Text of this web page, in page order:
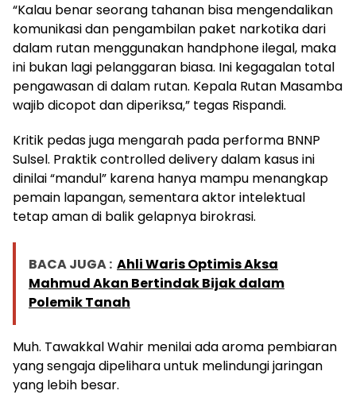
“Kalau benar seorang tahanan bisa mengendalikan
komunikasi dan pengambilan paket narkotika dari
dalam rutan menggunakan handphone ilegal, maka
ini bukan lagi pelanggaran biasa. Ini kegagalan total
pengawasan di dalam rutan. Kepala Rutan Masamba
wajib dicopot dan diperiksa,” tegas Rispandi.
Kritik pedas juga mengarah pada performa BNNP
Sulsel. Praktik controlled delivery dalam kasus ini
dinilai “mandul” karena hanya mampu menangkap
pemain lapangan, sementara aktor intelektual
tetap aman di balik gelapnya birokrasi.
BACA JUGA : Ahli Waris Optimis Aksa
Mahmud Akan Bertindak Bijak dalam
Polemik Tanah
Muh. Tawakkal Wahir menilai ada aroma pembiaran
yang sengaja dipelihara untuk melindungi jaringan
yang lebih besar.